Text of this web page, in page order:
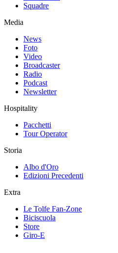
Squadre
Media
News
Foto
Video
Broadcaster
Radio
Podcast
Newsletter
Hospitality
Pacchetti
Tour Operator
Storia
Albo d'Oro
Edizioni Precedenti
Extra
Le Tolfe Fan-Zone
Biciscuola
Store
Giro-E